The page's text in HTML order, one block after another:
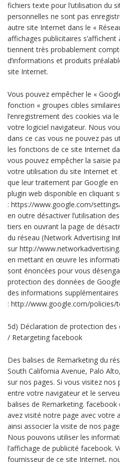
fichiers texte pour l’utilisation du
personnelles ne sont pas
autre site Internet dans le «
affichages publicitaires
tiennent très probablement
d’informations et produits
site Internet.
Vous pouvez empêcher le «
fonction « groupes cibles
l’enregistrement des cookies via
votre logiciel navigateur. Nous
dans ce cas vous ne pouvez pas
les fonctions de ce site Internet
vous pouvez empêcher la saisie
votre utilisation du site Internet et
que leur traitement par Google
plugin web disponible en cliquant
: https://www.google.com/
en outre désactiver l’utilisation
tiers en ouvrant la page de
du réseau (Network Advertising
sur http://
en mettant en œuvre les
sont énoncées pour vous
protection des données de
des informations
: http://www.google.com/policies/
5d) Déclaration de protection
/ Retargeting facebook
Des balises de Remarketing du
South California Avenue, Palo
sur nos pages. Si vous visitez
entre votre navigateur et le
balises de Remarketing.
avez visité notre page avec votre
ainsi associer la visite de nos
Nous pouvons utiliser les
l’affichage de publicité facebook.
fournisseur de ce site Internet,